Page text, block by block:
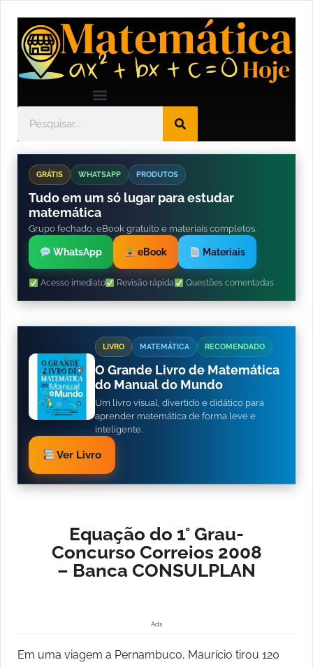
GRÁTIS WHATSAPP PRODUTOS
Tudo em um só lugar para estudar
matemática
Grupo fechado, eBook gratuito e materiais completos.
WhatsApp eBook Materiais
Acesso imediato Revisão rápida Questões comentadas
LIVRO MATEMÁTICA RECOMENDADO
O Grande Livro de Matemática
do Manual do Mundo
Um livro visual, divertido e didático para
aprender matemática de forma leve e
inteligente.
Ver Livro
Equação do 1° Grau-
Concurso Correios 2008
– Banca CONSULPLAN
Ads
Em uma viagem a Pernambuco, Maurício tirou 120